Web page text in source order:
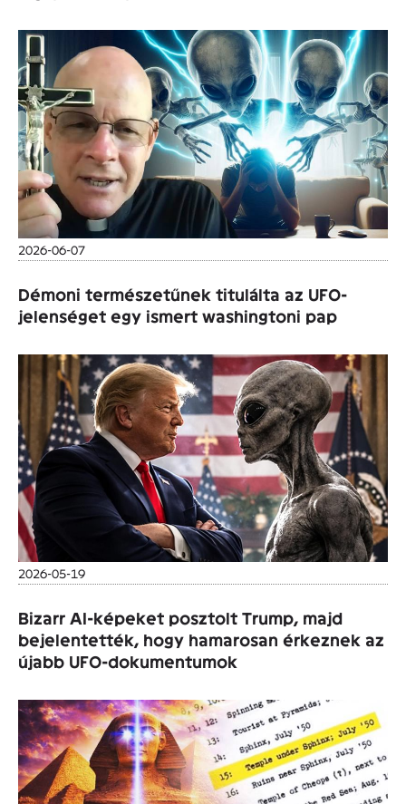
2026-06-07
Démoni természetűnek titulálta az UFO-
jelenséget egy ismert washingtoni pap
2026-05-19
Bizarr AI-képeket posztolt Trump, majd
bejelentették, hogy hamarosan érkeznek az
újabb UFO-dokumentumok